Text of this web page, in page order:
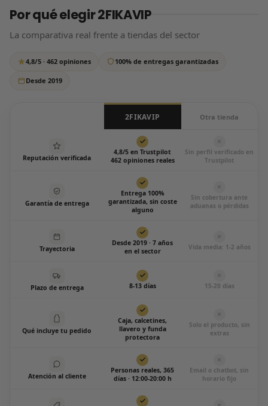
tus datos de pago, así que tu compra está 100% protegida.
que si tardamos un poco más de lo habitual, tranquilo:
respondemos siempre, sin excepción.
Por qué elegir 2FIKAVIP
La comparativa real frente a tiendas del sector
4,8/5 · 462 opiniones 100% de entregas garantizadas
Desde 2019
2FIKAVIP Otra tienda
Reputación verificada
4,8/5 en Trustpilot
462 opiniones reales
Sin perfil verificado en
Trustpilot
Garantía de entrega
Entrega 100%
garantizada, sin coste
alguno
Sin cobertura ante
aduanas o pérdidas
Trayectoria
Desde 2019 · 7 años
en el sector
Vida media: 1-2 años
Plazo de entrega 8-13 días 15-20 días
Qué incluye tu pedido
Caja, calcetines,
llavero y funda
protectora
Solo el producto, sin
extras
Atención al cliente
Personas reales, 365
días · 12:00-20:00 h
Email o chatbot, sin
horario fijo